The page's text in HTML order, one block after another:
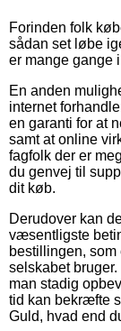
Forinden folk
sådan set løbe
er mange gange
En anden
internet
en garanti for at
samt at online
fagfolk der er
du genvej til
dit køb.
Derudover kan
væsentligste
bestillingen,
selskabet
man stadig
tid kan bekræfte
Guld, hvad end